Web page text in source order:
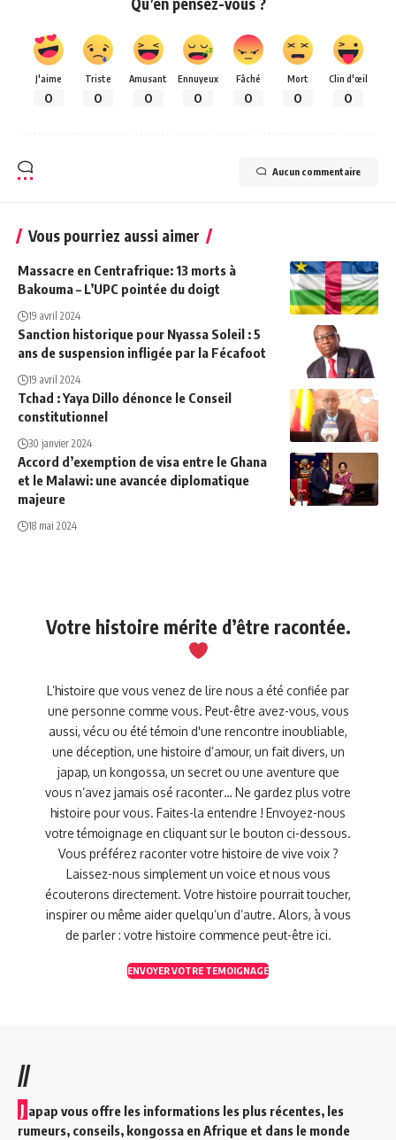
J'aime
0
Triste
0
Amusant
0
Ennuyeux
0
Fâché
0
Mort
0
Clin d'œil
0
Aucun commentaire
Vous pourriez aussi aimer
Massacre en Centrafrique: 13 morts à
Bakouma – L’UPC pointée du doigt
19 avril 2024
Sanction historique pour Nyassa Soleil : 5
ans de suspension infligée par la Fécafoot
19 avril 2024
Tchad : Yaya Dillo dénonce le Conseil
constitutionnel
30 janvier 2024
Accord d’exemption de visa entre le Ghana
et le Malawi: une avancée diplomatique
majeure
18 mai 2024
Votre histoire mérite d’être racontée.
L’histoire que vous venez de lire nous a été confiée par
une personne comme vous. Peut-être avez-vous, vous
aussi, vécu ou été témoin d'une rencontre inoubliable,
une déception, une histoire d’amour, un fait divers, un
japap, un kongossa, un secret ou une aventure que
vous n’avez jamais osé raconter… Ne gardez plus votre
histoire pour vous. Faites-la entendre ! Envoyez-nous
votre témoignage en cliquant sur le bouton ci-dessous.
Vous préférez raconter votre histoire de vive voix ?
Laissez-nous simplement un voice et nous vous
écouterons directement. Votre histoire pourrait toucher,
inspirer ou même aider quelqu’un d’autre. Alors, à vous
de parler : votre histoire commence peut-être ici.
ENVOYER VOTRE TEMOIGNAGE
//
J apap vous offre les informations les plus récentes, les
rumeurs, conseils, kongossa en Afrique et dans le monde